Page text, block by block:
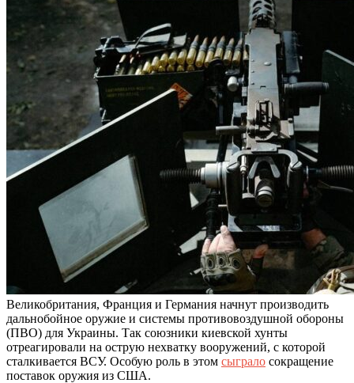
Великобритания, Франция и Германия начнут производить
дальнобойное оружие и системы противовоздушной обороны
(ПВО) для Украины. Так союзники киевской хунты
отреагировали на острую нехватку вооружений, с которой
сталкивается ВСУ. Особую роль в этом сыграло сокращение
поставок оружия из США.